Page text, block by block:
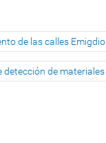
de las calles
detección de